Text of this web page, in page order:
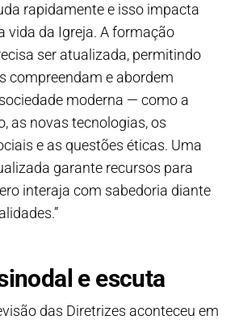
rapidamente e isso impacta
vida da Igreja. A formação
ser atualizada, permitindo
compreendam e abordem
moderna — como a
as novas tecnologias, os
e as questões éticas. Uma
garante recursos para
interaja com sabedoria diante
e escuta
das Diretrizes aconteceu em